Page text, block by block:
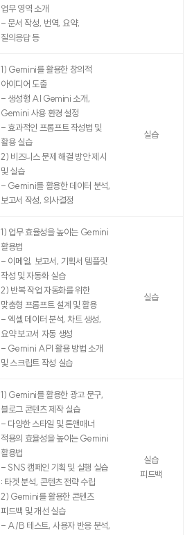
업무 영역 소개
- 문서 작성, 번역, 요약,
질의응답 등
1) Gemini를 활용한 창의적
아이디어 도출
- 생성형 AI Gemini 소개,
Gemini 사용 환경 설정
- 효과적인 프롬프트 작성법 및
활용 실습
2) 비즈니스 문제 해결 방안 제시
및 실습
- Gemini를 활용한 데이터 분석,
보고서 작성, 의사결정
실습
1) 업무 효율성을 높이는 Gemini
활용법
- 이메일, 보고서, 기획서 템플릿
작성 및 자동화 실습
2) 반복 작업 자동화를 위한
맞춤형 프롬프트 설계 및 활용
- 엑셀 데이터 분석, 차트 생성,
요약 보고서 자동 생성
- Gemini API 활용 방법 소개
및 스크립트 작성 실습
실습
1) Gemini를 활용한 광고 문구,
블로그 콘텐츠 제작 실습
- 다양한 스타일 및 톤앤매너
적용의 효율성을 높이는 Gemini
활용법
- SNS 캠페인 기획 및 실행 실습
: 타겟 분석, 콘텐츠 전략 수립
2) Gemini를 활용한 콘텐츠
피드백 및 개선 실습
- A/B 테스트, 사용자 반응 분석,
실습
피드백